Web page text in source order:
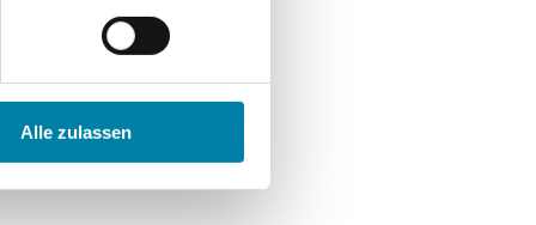
Alle zulassen